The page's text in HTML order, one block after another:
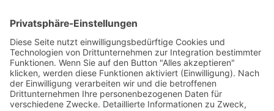
bestattungsbedarf.de
Verband
Produkte